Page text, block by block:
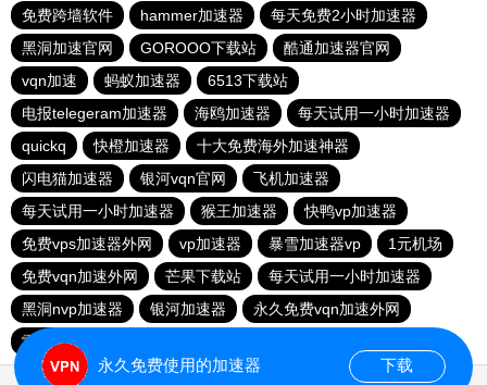
免费跨墙软件
hammer加速器
每天免费2小时加速器
黑洞加速官网
GOROOO下载站
酷通加速器官网
vqn加速
蚂蚁加速器
6513下载站
电报telegeram加速器
海鸥加速器
每天试用一小时加速器
quickq
快橙加速器
十大免费海外加速神器
闪电猫加速器
银河vqn官网
飞机加速器
每天试用一小时加速器
猴王加速器
快鸭vp加速器
免费vps加速器外网
vp加速器 暴雪加速器vp
1元机场
免费vqn加速外网
芒果下载站
每天试用一小时加速器
黑洞nvp加速器
银河加速器
永久免费vqn加速外网
雷轰加速器
永久免费使用的加速器 下载